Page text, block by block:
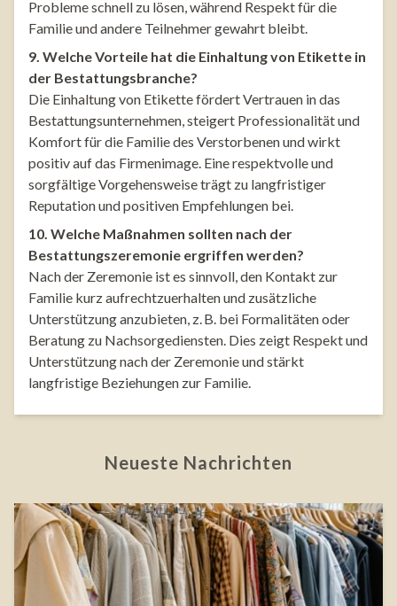
Probleme schnell zu lösen, während Respekt für die
Familie und andere Teilnehmer gewahrt bleibt.
9. Welche Vorteile hat die Einhaltung von Etikette in
der Bestattungsbranche?
Die Einhaltung von Etikette fördert Vertrauen in das
Bestattungsunternehmen, steigert Professionalität und
Komfort für die Familie des Verstorbenen und wirkt
positiv auf das Firmenimage. Eine respektvolle und
sorgfältige Vorgehensweise trägt zu langfristiger
Reputation und positiven Empfehlungen bei.
10. Welche Maßnahmen sollten nach der
Bestattungszeremonie ergriffen werden?
Nach der Zeremonie ist es sinnvoll, den Kontakt zur
Familie kurz aufrechtzuerhalten und zusätzliche
Unterstützung anzubieten, z. B. bei Formalitäten oder
Beratung zu Nachsorgediensten. Dies zeigt Respekt und
Unterstützung nach der Zeremonie und stärkt
langfristige Beziehungen zur Familie.
Neueste Nachrichten